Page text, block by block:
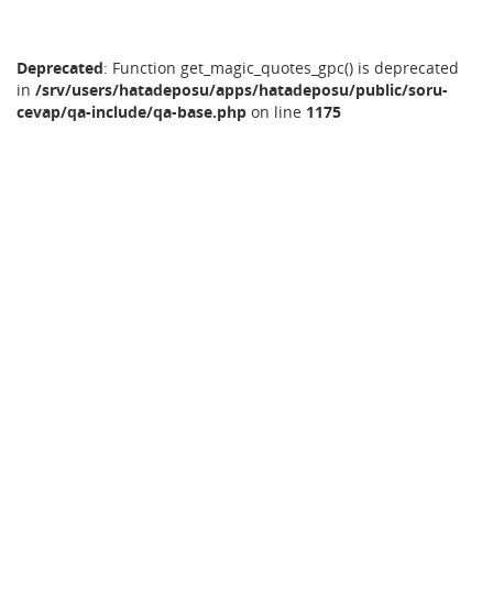
Deprecated: Function get_magic_quotes_gpc() is deprecated
in /srv/users/hatadeposu/apps/hatadeposu/public/soru-
cevap/qa-include/qa-base.php on line 1175